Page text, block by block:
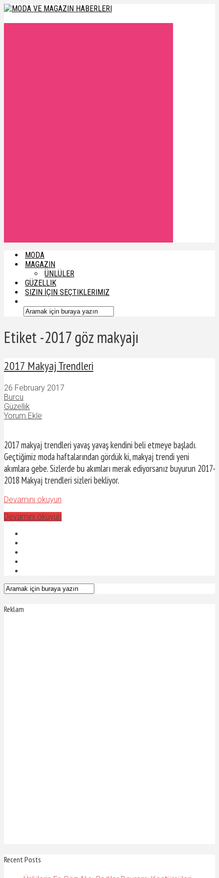
MODA
MAGAZIN
ÜNLÜLER
GÜZELLIK
SIZIN İÇIN SEÇTIKLERIMIZ
Etiket -2017 göz makyajı
2017 Makyaj Trendleri
26 February 2017
Burcu
Güzellik
Yorum Ekle
2017 makyaj trendleri yavaş yavaş kendini beli etmeye başladı.
Geçtiğimiz moda haftalarından gördük ki, makyaj trendi yeni
akımlara gebe. Sizlerde bu akımları merak ediyorsanız buyurun 2017-
2018 Makyaj trendleri sizleri bekliyor.
Devamını okuyun
Devamını okuyun
Reklam
Recent Posts